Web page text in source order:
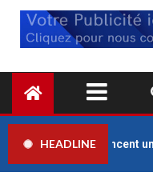
HEADLINE
annoncent une